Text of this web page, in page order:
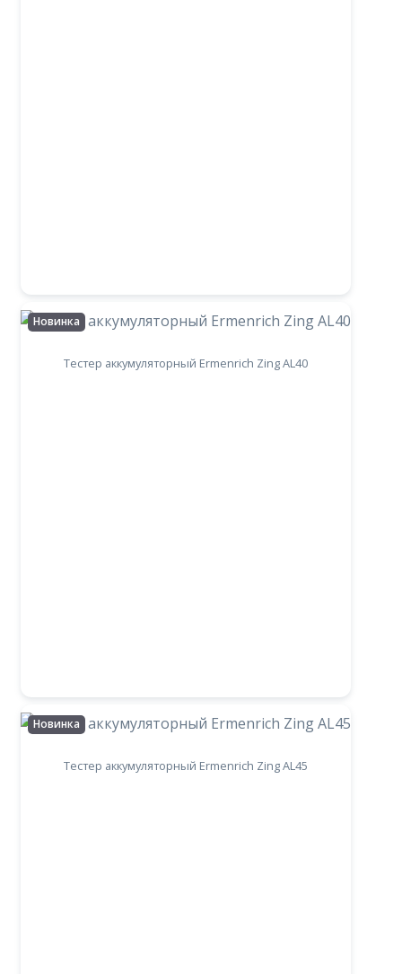
Новинка
Тестер аккумуляторный Ermenrich Zing AL40
Новинка
Тестер аккумуляторный Ermenrich Zing AL45